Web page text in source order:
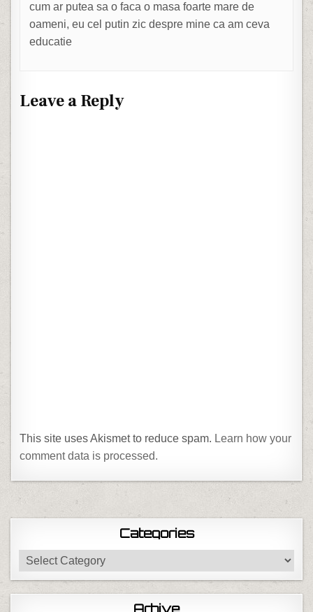
cum ar putea sa o faca o masa foarte mare de
oameni, eu cel putin zic despre mine ca am ceva
educatie
Leave a Reply
This site uses Akismet to reduce spam. Learn how your
comment data is processed.
Categories
Categories
Arhive